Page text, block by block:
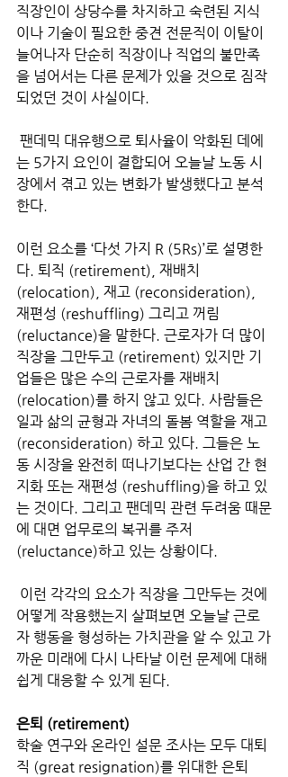
직장인이 상당수를 차지하고 숙련된 지식
이나 기술이 필요한 중견 전문직이 이탈이
늘어나자 단순히 직장이나 직업의 불만족
을 넘어서는 다른 문제가 있을 것으로 짐작
되었던 것이 사실이다.
는 5가지 요인이 결합되어 오늘날 노동 시
장에서 겪고 있는 변화가 발생했다고 분석
한다.
이런 요소를 ‘다섯 가지 R (5Rs)’로 설명한
다. 퇴직 (retirement), 재배치
(relocation), 재고 (reconsideration),
재편성 (reshuffling) 그리고 꺼림
(reluctance)을 말한다. 근로자가 더 많이
직장을 그만두고 (retirement) 있지만 기
업들은 많은 수의 근로자를 재배치
(relocation)를 하지 않고 있다. 사람들은
일과 삶의 균형과 자녀의 돌봄 역할을 재고
(reconsideration) 하고 있다. 그들은 노
동 시장을 완전히 떠나기보다는 산업 간 현
지화 또는 재편성 (reshuffling)을 하고 있
는 것이다. 그리고 팬데믹 관련 두려움 때문
에 대면 업무로의 복귀를 주저
(reluctance)하고 있는 상황이다.
어떻게 작용했는지 살펴보면 오늘날 근로
자 행동을 형성하는 가치관을 알 수 있고 가
까운 미래에 다시 나타날 이런 문제에 대해
쉽게 대응할 수 있게 된다.
은퇴 (retirement)
학술 연구와 온라인 설문 조사는 모두 대퇴
직 (great resignation)를 위대한 은퇴